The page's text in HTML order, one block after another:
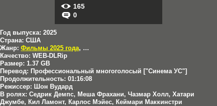
165
0
Год выпуска: 2025
Страна: США
Жанр: Фильмы 2025 года, Драмы
Качество: WEB-DLRip
Размер: 1.37 GB
Перевод: Профессиональный многоголосый ["Синема УС"]
Продолжительность: 01:16:08
Режиссер: Шон Вудард
В ролях: Седрик Демпс, Меша Фрахани, Чазмар Холл, Хатари
Джумбе, Кил Ламонт, Карлос Мэйес, Кеймари Маккинстри